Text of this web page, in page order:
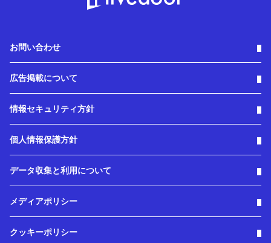
お問い合わせ
広告掲載について
情報セキュリティ方針
個人情報保護方針
データ収集と利用について
メディアポリシー
クッキーポリシー